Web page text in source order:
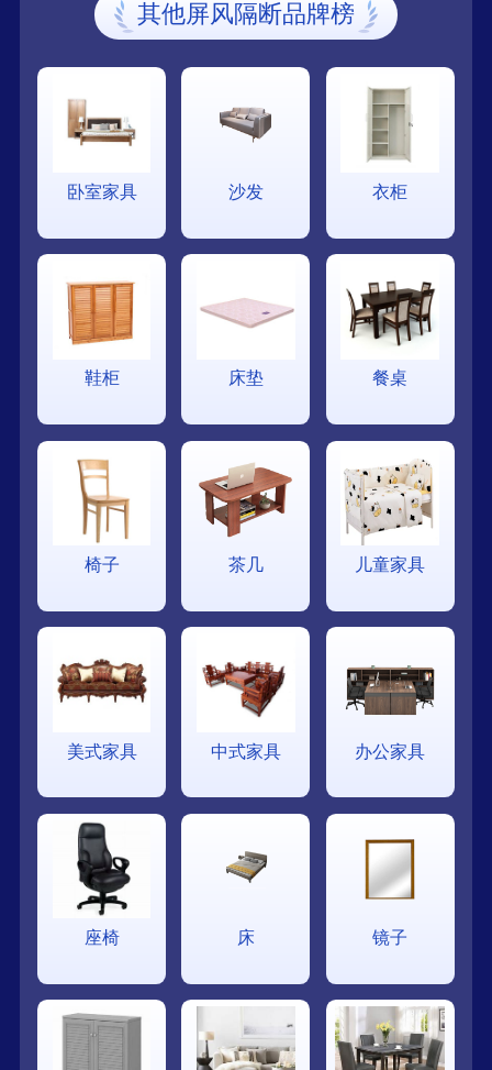
其他屏风隔断品牌榜
卧室家具 沙发 衣柜
鞋柜 床垫 餐桌
椅子 茶几 儿童家具
美式家具 中式家具 办公家具
座椅 床 镜子